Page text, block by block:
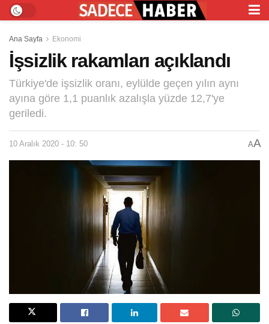
Ana Sayfa Ekonomi
İşsizlik rakamları açıklandı
Türkiye'de işsizlik oranı, eylülde geçen yılın aynı
ayına göre 1,1 puanlık azalışla yüzde 12,7'ye
geriledi.
10 Aralık 2020 - 10: 50 AA